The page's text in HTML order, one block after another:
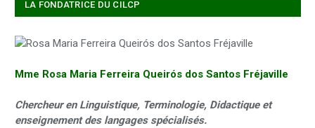
LA FONDATRICE DU CILCP
Mme Rosa Maria Ferreira Queirós dos Santos Fréjaville
Chercheur en Linguistique, Terminologie, Didactique et
enseignement des langages spécialisés.